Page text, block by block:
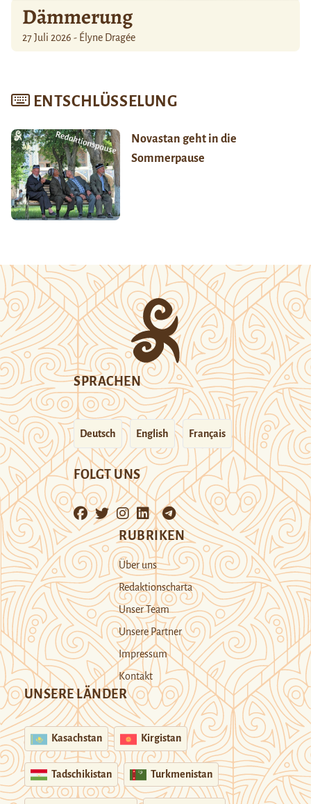
Dämmerung
27 Juli 2026 - Élyne Dragée
ENTSCHLÜSSELUNG
Novastan geht in die
Sommerpause
SPRACHEN
Deutsch English Français
FOLGT UNS
RUBRIKEN
Über uns
Redaktionscharta
Unser Team
Unsere Partner
Impressum
Kontakt
UNSERE LÄNDER
Kasachstan Kirgistan
Tadschikistan Turkmenistan